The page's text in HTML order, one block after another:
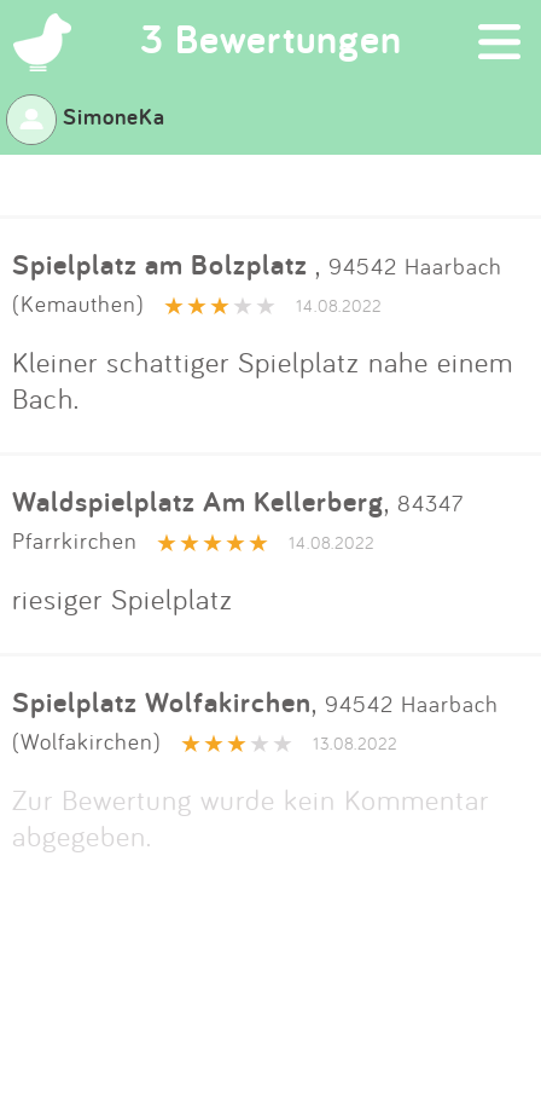
3 Bewertungen ×
Suchen
App
Blog
Kontakt
Impressum
SimoneKa
Spielplatz am Bolzplatz , 94542 Haarbach
(Kemauthen)
14.08.2022
Kleiner schattiger Spielplatz nahe einem
Bach.
Waldspielplatz Am Kellerberg, 84347
Pfarrkirchen
14.08.2022
riesiger Spielplatz
Spielplatz Wolfakirchen, 94542 Haarbach
(Wolfakirchen)
13.08.2022
Zur Bewertung wurde kein Kommentar
abgegeben.